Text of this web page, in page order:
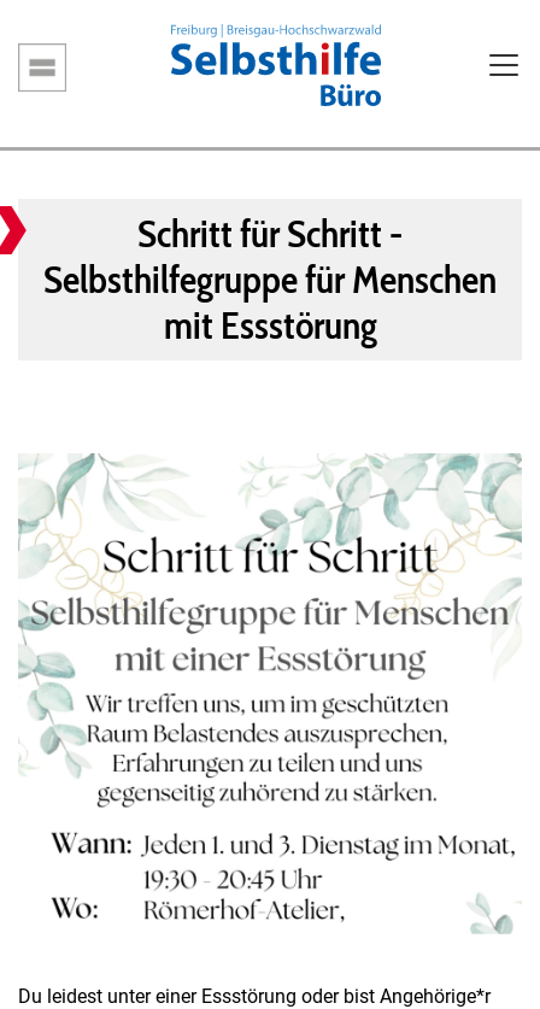
zum
Inhalt
Hauptnavigation
Schritt für Schritt -
Selbsthilfegruppe für Menschen
mit Essstörung
Du leidest unter einer Essstörung oder bist Angehörige*r